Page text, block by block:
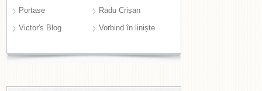
Portase
Radu Crișan
Victor's Blog
Vorbind în liniște